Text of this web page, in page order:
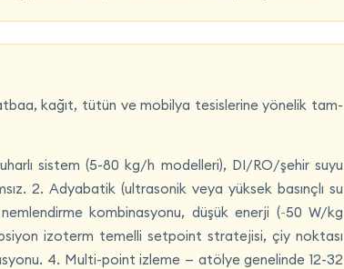
kağıt, tütün ve mobilya tesislerine yönelik tam-
sistem (5-80 kg/h modelleri), DI/RO/şehir suyu
2. Adyabatik (ultrasonik veya yüksek basınçlı su
kombinasyonu, düşük enerji (~50 W/kg
izoterm temelli setpoint stratejisi, çiy noktası
4. Multi-point izleme — atölye genelinde 12-32